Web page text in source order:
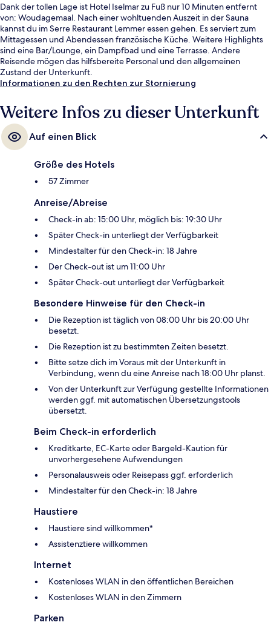
Dank der tollen Lage ist Hotel Iselmar zu Fuß nur 10 Minuten entfernt
von: Woudagemaal. Nach einer wohltuenden Auszeit in der Sauna
kannst du im Serre Restaurant Lemmer essen gehen. Es serviert zum
Mittagessen und Abendessen französische Küche. Weitere Highlights
sind eine Bar/Lounge, ein Dampfbad und eine Terrasse. Andere
Reisende mögen das hilfsbereite Personal und den allgemeinen
Zustand der Unterkunft.
Informationen zu den Rechten zur Stornierung
Weitere Infos zu dieser Unterkunft
Auf einen Blick
Größe des Hotels
57 Zimmer
Anreise/Abreise
Check-in ab: 15:00 Uhr, möglich bis: 19:30 Uhr
Später Check-in unterliegt der Verfügbarkeit
Mindestalter für den Check-in: 18 Jahre
Der Check-out ist um 11:00 Uhr
Später Check-out unterliegt der Verfügbarkeit
Besondere Hinweise für den Check-in
Die Rezeption ist täglich von 08:00 Uhr bis 20:00 Uhr
besetzt.
Die Rezeption ist zu bestimmten Zeiten besetzt.
Bitte setze dich im Voraus mit der Unterkunft in
Verbindung, wenn du eine Anreise nach 18:00 Uhr planst.
Von der Unterkunft zur Verfügung gestellte Informationen
werden ggf. mit automatischen Übersetzungstools
übersetzt.
Beim Check-in erforderlich
Kreditkarte, EC-Karte oder Bargeld-Kaution für
unvorhergesehene Aufwendungen
Personalausweis oder Reisepass ggf. erforderlich
Mindestalter für den Check-in: 18 Jahre
Haustiere
Haustiere sind willkommen*
Assistenztiere willkommen
Internet
Kostenloses WLAN in den öffentlichen Bereichen
Kostenloses WLAN in den Zimmern
Parken